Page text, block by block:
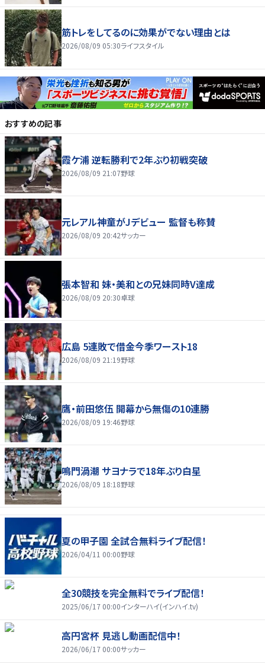
筋トレをしてるのに効果がでない理由とは
2026/08/09 05:30ライフスタイル
おすすめの記事
霞ケ浦 逆転勝利で2年ぶり初戦突破
2026/08/09 21:07野球
元レアル神童がJデビュー 監督も称賛
2026/08/09 20:42サッカー
張本智和 妹・美和との兄妹同時V達成
2026/08/09 20:30卓球
広島 5連敗で借金今季ワースト18
2026/08/09 21:19野球
鷹・前田悠伍 開幕から無傷の10連勝
2026/08/09 19:46野球
鳴門渦潮 サヨナラで18年ぶり白星
2026/08/09 18:18野球
夏の甲子園 全試合無料ライブ配信！
2026/04/11 00:00野球
全30競技を完全無料でライブ配信！
2025/06/17 00:00インターハイ(インハイ.tv)
高円宮杯 見逃し動画配信中！
2026/06/17 00:00サッカー